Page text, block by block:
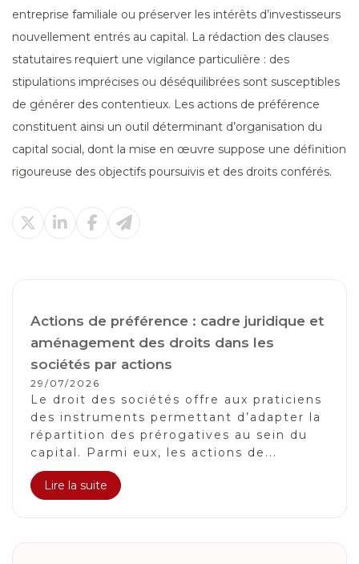
entreprise familiale ou préserver les intérêts d’investisseurs
nouvellement entrés au capital. La rédaction des clauses
statutaires requiert une vigilance particulière : des
stipulations imprécises ou déséquilibrées sont susceptibles
de générer des contentieux. Les actions de préférence
constituent ainsi un outil déterminant d’organisation du
capital social, dont la mise en œuvre suppose une définition
rigoureuse des objectifs poursuivis et des droits conférés.
Actions de préférence : cadre juridique et
aménagement des droits dans les
sociétés par actions
29/07/2026
Le droit des sociétés offre aux praticiens
des instruments permettant d’adapter la
répartition des prérogatives au sein du
capital. Parmi eux, les actions de...
Lire la suite